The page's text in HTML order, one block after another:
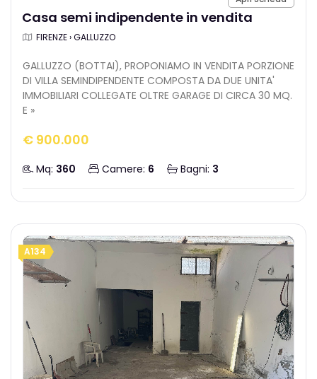
Casa semi indipendente in vendita
FIRENZE › GALLUZZO
GALLUZZO (BOTTAI), PROPONIAMO IN VENDITA PORZIONE
DI VILLA SEMINDIPENDENTE COMPOSTA DA DUE UNITA'
IMMOBILIARI COLLEGATE OLTRE GARAGE DI CIRCA 30 MQ.
E »
€ 900.000
Mq: 360 Camere: 6 Bagni: 3
A134